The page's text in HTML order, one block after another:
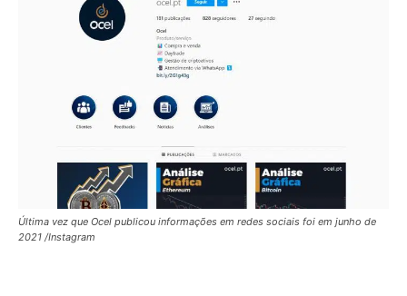
Última vez que Ocel publicou informações em redes sociais foi em junho de
2021 /Instagram